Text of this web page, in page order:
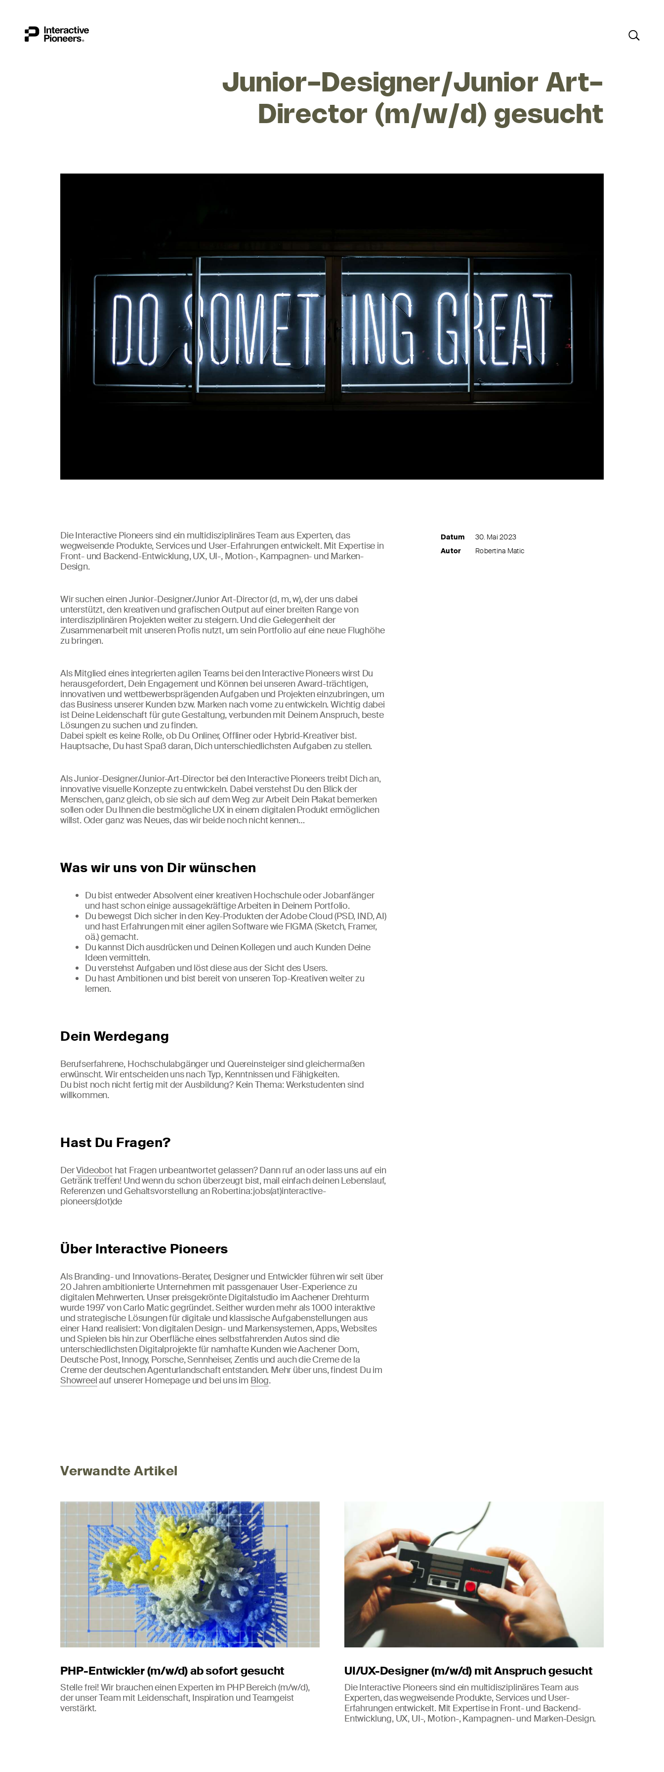
Junior-Designer/Junior Art-
Director (m/w/d) gesucht
Datum
30. Mai 2023
Autor
Robertina Matic
Die Interactive Pioneers sind ein multidisziplinäres Team aus Experten, das
wegweisende Produkte, Services und User-Erfahrungen entwickelt. Mit Expertise in
Front- und Backend-Entwicklung, UX, UI-, Motion-, Kampagnen- und Marken-
Design.
Wir suchen einen Junior-Designer/Junior Art-Director (d, m, w), der uns dabei
unterstützt, den kreativen und grafischen Output auf einer breiten Range von
interdisziplinären Projekten weiter zu steigern. Und die Gelegenheit der
Zusammenarbeit mit unseren Profis nutzt, um sein Portfolio auf eine neue Flughöhe
zu bringen.
Als Mitglied eines integrierten agilen Teams bei den Interactive Pioneers wirst Du
herausgefordert, Dein Engagement und Können bei unseren Award-trächtigen,
innovativen und wettbewerbsprägenden Aufgaben und Projekten einzubringen, um
das Business unserer Kunden bzw. Marken nach vorne zu entwickeln. Wichtig dabei
ist Deine Leidenschaft für gute Gestaltung, verbunden mit Deinem Anspruch, beste
Lösungen zu suchen und zu finden.
Dabei spielt es keine Rolle, ob Du Onliner, Offliner oder Hybrid-Kreativer bist.
Hauptsache, Du hast Spaß daran, Dich unterschiedlichsten Aufgaben zu stellen.
Als Junior-Designer/Junior-Art-Director bei den Interactive Pioneers treibt Dich an,
innovative visuelle Konzepte zu entwickeln. Dabei verstehst Du den Blick der
Menschen, ganz gleich, ob sie sich auf dem Weg zur Arbeit Dein Plakat bemerken
sollen oder Du Ihnen die bestmögliche UX in einem digitalen Produkt ermöglichen
willst. Oder ganz was Neues, das wir beide noch nicht kennen…
Was wir uns von Dir wünschen
Du bist entweder Absolvent einer kreativen Hochschule oder Jobanfänger
und hast schon einige aussagekräftige Arbeiten in Deinem Portfolio.
Du bewegst Dich sicher in den Key-Produkten der Adobe Cloud (PSD, IND, AI)
und hast Erfahrungen mit einer agilen Software wie FIGMA (Sketch, Framer,
oä.) gemacht.
Du kannst Dich ausdrücken und Deinen Kollegen und auch Kunden Deine
Ideen vermitteln.
Du verstehst Aufgaben und löst diese aus der Sicht des Users.
Du hast Ambitionen und bist bereit von unseren Top-Kreativen weiter zu
lernen.
Dein Werdegang
Berufserfahrene, Hochschulabgänger und Quereinsteiger sind gleichermaßen
erwünscht. Wir entscheiden uns nach Typ, Kenntnissen und Fähigkeiten.
Du bist noch nicht fertig mit der Ausbildung? Kein Thema: Werkstudenten sind
willkommen.
Hast Du Fragen?
DerVideobothat Fragen unbeantwortet gelassen? Dann ruf an oder lass uns auf ein
Getränk treffen! Und wenn du schon überzeugt bist, mail einfach deinen Lebenslauf,
Referenzen und Gehaltsvorstellung an Robertina: jobs(at)interactive-
pioneers(dot)de
Über Interactive Pioneers
Als Branding- und Innovations-Berater, Designer und Entwickler führen wir seit über
20 Jahren ambitionierte Unternehmen mit passgenauer User-Experience zu
digitalen Mehrwerten. Unser preisgekrönte Digitalstudio im Aachener Drehturm
wurde 1997 von Carlo Matic gegründet. Seither wurden mehr als 1000 interaktive
und strategische Lösungen für digitale und klassische Aufgabenstellungen aus
einer Hand realisiert: Von digitalen Design- und Markensystemen, Apps, Websites
und Spielen bis hin zur Oberfläche eines selbstfahrenden Autos sind die
unterschiedlichsten Digitalprojekte für namhafte Kunden wie Aachener Dom,
Deutsche Post, Innogy, Porsche, Sennheiser, Zentis und auch die Creme de la
Creme der deutschen Agenturlandschaft entstanden. Mehr über uns, findest Du im
Showreelauf unserer Homepage und bei uns im Blog.
Verwandte Artikel
PHP-Entwickler (m/w/d) ab sofort gesucht
Stelle frei! Wir brauchen einen Experten im PHP Bereich (m/w/d),
der unser Team mit Leidenschaft, Inspiration und Teamgeist
verstärkt.
UI/UX-Designer (m/w/d) mit Anspruch gesucht
Die Interactive Pioneers sind ein multidisziplinäres Team aus
Experten, das wegweisende Produkte, Services und User-
Erfahrungen entwickelt. Mit Expertise in Front- und Backend-
Entwicklung, UX, UI-, Motion-, Kampagnen- und Marken-Design.